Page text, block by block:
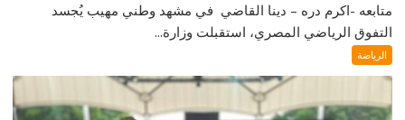
متابعه -اكرم دره – دينا القاضي في مشهد وطني مهيب يُجسد
التفوق الرياضي المصري، استقبلت وزارة...
الرياضة